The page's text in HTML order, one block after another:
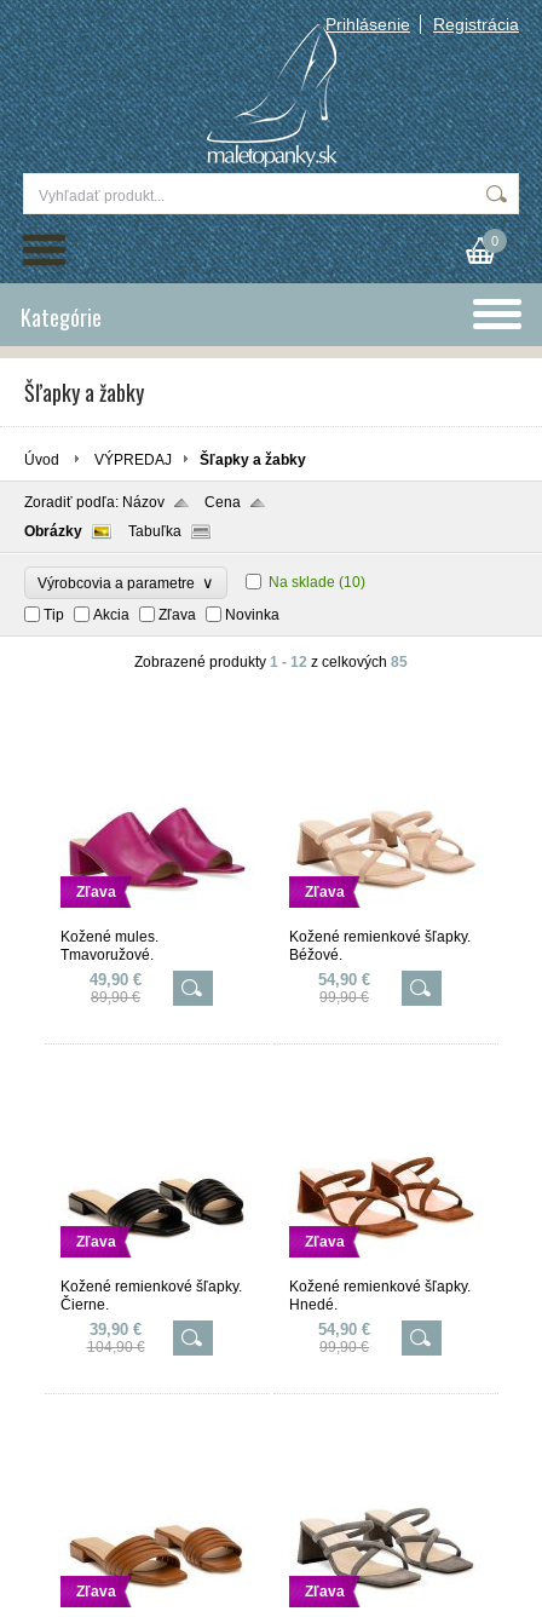
Prihlásenie Registrácia
0
Kategórie
Šľapky a žabky
Úvod VÝPREDAJ Šľapky a žabky
Zoradiť podľa: Názov
Cena
Obrázky
Tabuľka
Výrobcovia a parametre ∨ Na sklade (10)
Tip
Akcia Zľava Novinka
Zobrazené produkty 1 - 12 z celkových 85
Zľava
Kožené mules.
Tmavoružové.
49,90 €
89,90 €
Zľava
Kožené remienkové šľapky.
Béžové.
54,90 €
99,90 €
Zľava
Kožené remienkové šľapky.
Čierne.
39,90 €
104,90 €
Zľava
Kožené remienkové šľapky.
Hnedé.
54,90 €
99,90 €
Zľava Zľava